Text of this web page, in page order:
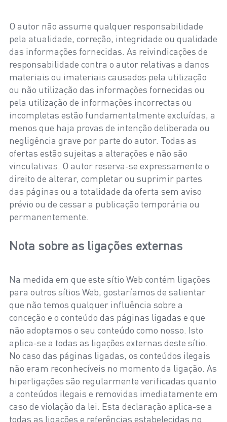
O autor não assume qualquer responsabilidade
pela atualidade, correção, integridade ou qualidade
das informações fornecidas. As reivindicações de
responsabilidade contra o autor relativas a danos
materiais ou imateriais causados pela utilização
ou não utilização das informações fornecidas ou
pela utilização de informações incorrectas ou
incompletas estão fundamentalmente excluídas, a
menos que haja provas de intenção deliberada ou
negligência grave por parte do autor. Todas as
ofertas estão sujeitas a alterações e não são
vinculativas. O autor reserva-se expressamente o
direito de alterar, completar ou suprimir partes
das páginas ou a totalidade da oferta sem aviso
prévio ou de cessar a publicação temporária ou
permanentemente.
Nota sobre as ligações externas
Na medida em que este sítio Web contém ligações
para outros sítios Web, gostaríamos de salientar
que não temos qualquer influência sobre a
conceção e o conteúdo das páginas ligadas e que
não adoptamos o seu conteúdo como nosso. Isto
aplica-se a todas as ligações externas deste sítio.
No caso das páginas ligadas, os conteúdos ilegais
não eram reconhecíveis no momento da ligação. As
hiperligações são regularmente verificadas quanto
a conteúdos ilegais e removidas imediatamente em
caso de violação da lei. Esta declaração aplica-se a
todas as ligações e referências estabelecidas no